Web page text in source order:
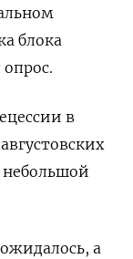
блока
в
небольшой
а